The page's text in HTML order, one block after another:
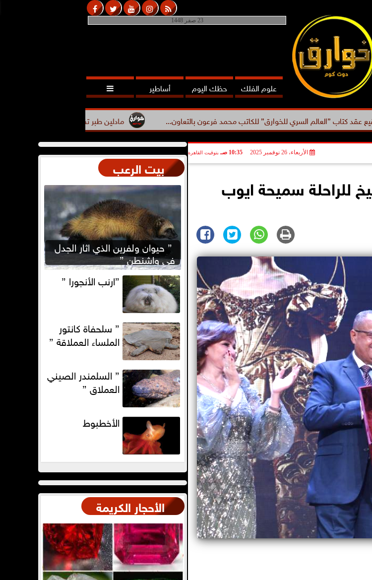
23 صفر 1448
علوم الفلك حظك اليوم أساطير 
مادلين طبر تفضح مقالب رامز جلال وترفض الظهور في السري للخوارق” للكاتب محمد فرعون بالتعاون...
الأربعاء، 26 نوفمبر 2025 10:35 صـ بتوقيت القاهرة
للراحلة سميحة ايوب
بيت الرعب
” حيوان ولفرين الذي اثار الجدل
في واشنطن ”
”ارنب الأنجورا ”
” سلحفاة كانتور
الملساء العملاقة ”
” السلمندر الصيني
العملاق ”
الأخطبوط
الأحجار الكريمة